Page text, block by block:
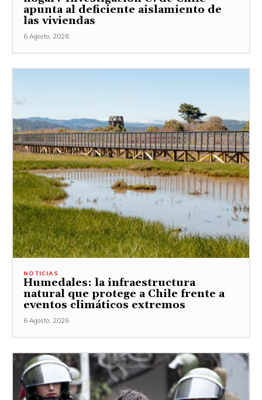
apunta al deficiente aislamiento de
las viviendas
6 Agosto, 2026
NOTICIAS
Humedales: la infraestructura
natural que protege a Chile frente a
eventos climáticos extremos
6 Agosto, 2026